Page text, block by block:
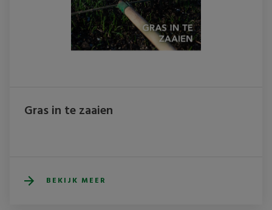
Gras in te zaaien
BEKIJK MEER